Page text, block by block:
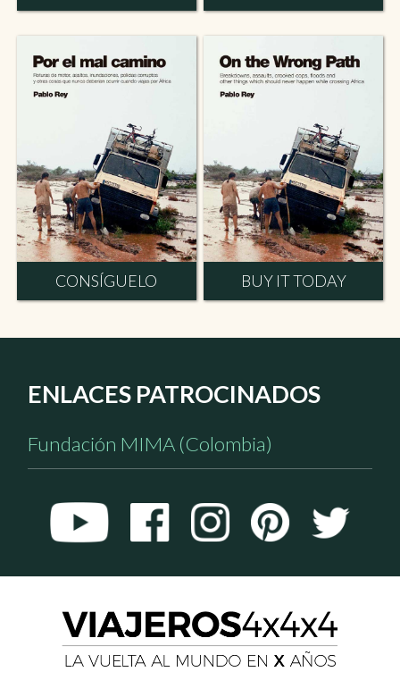
CONSÍGUELO BUY IT TODAY
ENLACES PATROCINADOS
Fundación MIMA (Colombia)